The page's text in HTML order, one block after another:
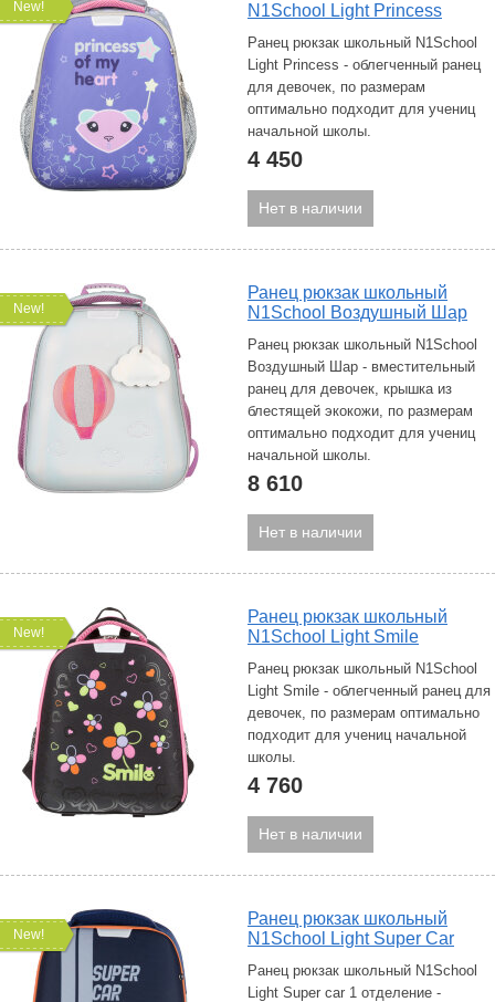
New! N1School Light Princess
Ранец рюкзак школьный N1School
Light Princess - облегченный ранец
для девочек, по размерам
оптимально подходит для учениц
начальной школы.
4 450
Нет в наличии
New!
Ранец рюкзак школьный
N1School Воздушный Шар
Ранец рюкзак школьный N1School
Воздушный Шар - вместительный
ранец для девочек, крышка из
блестящей экокожи, по размерам
оптимально подходит для учениц
начальной школы.
8 610
Нет в наличии
New!
Ранец рюкзак школьный
N1School Light Smile
Ранец рюкзак школьный N1School
Light Smile - облегченный ранец для
девочек, по размерам оптимально
подходит для учениц начальной
школы.
4 760
Нет в наличии
New!
Ранец рюкзак школьный
N1School Light Super Сar
Ранец рюкзак школьный N1School
Light Super car 1 отделение -